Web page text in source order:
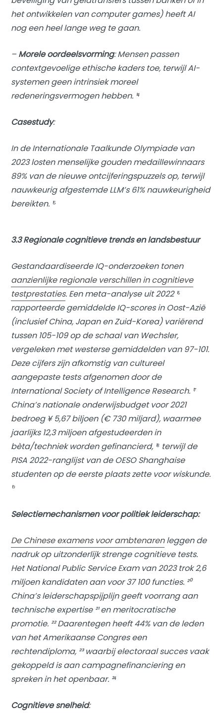
het ontwikkelen van computer games) heeft AI
nog een heel lange weg te gaan.
– Morele oordeelsvorming: Mensen passen
contextgevoelige ethische kaders toe, terwijl AI-
systemen geen intrinsiek moreel
redeneringsvermogen hebben. ¹⁴
Casestudy:
In de Internationale Taalkunde Olympiade van
2023 losten menselijke gouden medaillewinnaars
89% van de nieuwe ontcijferingspuzzels op, terwijl
nauwkeurig afgestemde LLM’s 61% nauwkeurigheid
bereikten. ¹⁵
3.3 Regionale cognitieve trends en landsbestuur
Gestandaardiseerde IQ-onderzoeken tonen
aanzienlijke regionale verschillen in cognitieve
testprestaties. Een meta-analyse uit 2022 ¹⁶
rapporteerde gemiddelde IQ-scores in Oost-Azië
(inclusief China, Japan en Zuid-Korea) variërend
tussen 105-109 op de schaal van Wechsler,
vergeleken met westerse gemiddelden van 97-101.
Deze cijfers zijn afkomstig van cultureel
aangepaste tests afgenomen door de
International Society of Intelligence Research. ¹⁷
China’s nationale onderwijsbudget voor 2021
bedroeg ¥ 5,67 biljoen (€ 730 miljard), waarmee
jaarlijks 12,3 miljoen afgestudeerden in
bèta/techniek worden gefinancierd, ¹⁸ terwijl de
PISA 2022-ranglijst van de OESO Shanghaise
studenten op de eerste plaats zette voor wiskunde.
¹⁹
Selectiemechanismen voor politiek leiderschap:
De Chinese examens voor ambtenarenleggen de
nadruk op uitzonderlijk strenge cognitieve tests.
Het National Public Service Exam van 2023 trok 2,6
miljoen kandidaten aan voor 37 100 functies. ²⁰
China’s leiderschapspijplijn geeft voorrang aan
technische expertise ²¹ en meritocratische
promotie. ²² Daarentegen heeft 44% van de leden
van het Amerikaanse Congres een
rechtendiploma, ²³ waarbij electoraal succes vaak
gekoppeld is aan campagnefinanciering en
spreken in het openbaar. ²⁴
Cognitieve snelheid: